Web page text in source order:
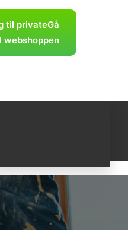
til privateGå
webshoppen